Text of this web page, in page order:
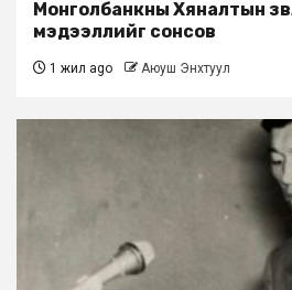
Монголбанкны Хяналтын
мэдээллийг сонсов
1 жил ago Аюуш Энхтуул